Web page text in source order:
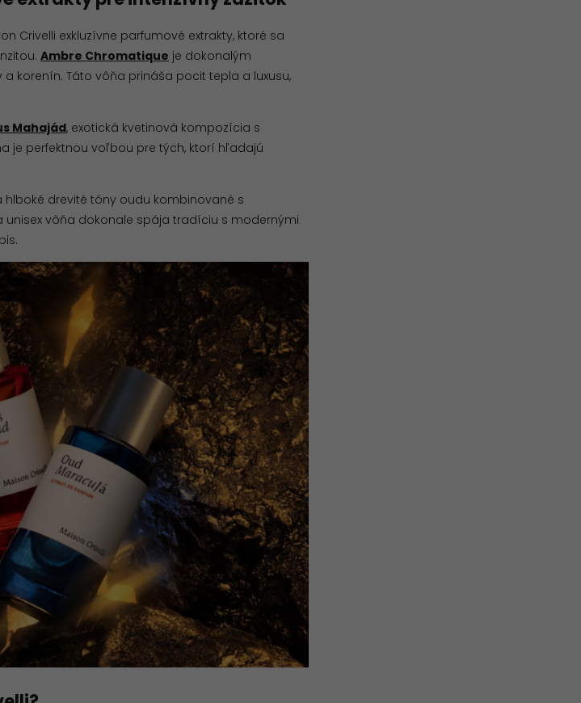
Crivelli exkluzívne parfumové extrakty, ktoré sa
Ambre Chromatique je dokonalým
korenín. Táto vôňa prináša pocit tepla a luxusu,
Mahajád, exotická kvetinová kompozícia s
je perfektnou voľbou pre tých, ktorí hľadajú
hlboké drevité tóny oudu kombinované s
unisex vôňa dokonale spája tradíciu s modernými